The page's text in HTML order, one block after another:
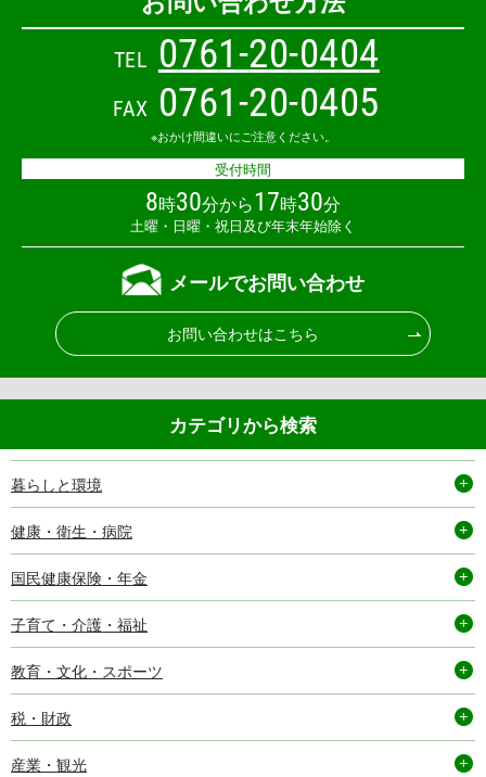
TEL 0761-20-0404
FAX 0761-20-0405
※おかけ間違いにご注意ください。
受付時間
8時30分から17時30分
土曜・日曜・祝日及び年末年始除く
メールでお問い合わせ
お問い合わせはこちら
カテゴリから検索
暮らしと環境
健康・衛生・病院
国民健康保険・年金
子育て・介護・福祉
教育・文化・スポーツ
税・財政
産業・観光